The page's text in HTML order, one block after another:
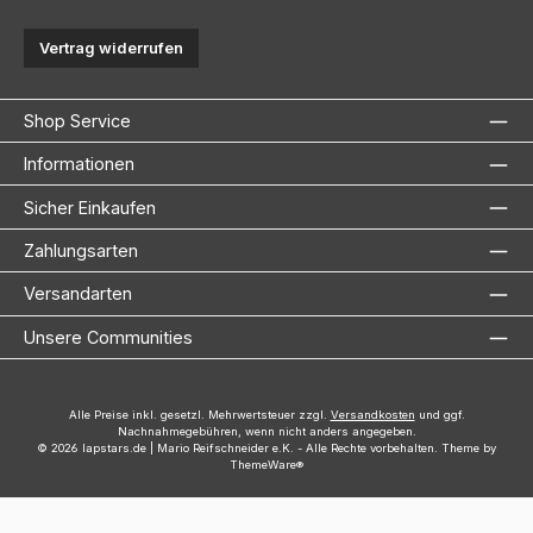
Vertrag widerrufen
Shop Service
Informationen
Sicher Einkaufen
Zahlungsarten
Versandarten
Unsere Communities
Alle Preise inkl. gesetzl. Mehrwertsteuer zzgl. Versandkosten und ggf.
Nachnahmegebühren, wenn nicht anders angegeben.
© 2026 lapstars.de | Mario Reifschneider e.K. - Alle Rechte vorbehalten. Theme by
ThemeWare®